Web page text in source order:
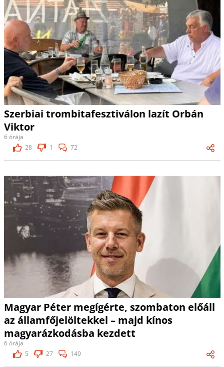
Szerbiai trombitafesztiválon lazít Orbán
Viktor
6 órája
28
1 72
Magyar Péter megígérte, szombaton előáll
az államfőjelöltekkel – majd kínos
magyarázkodásba kezdett
6 órája
5
27 149